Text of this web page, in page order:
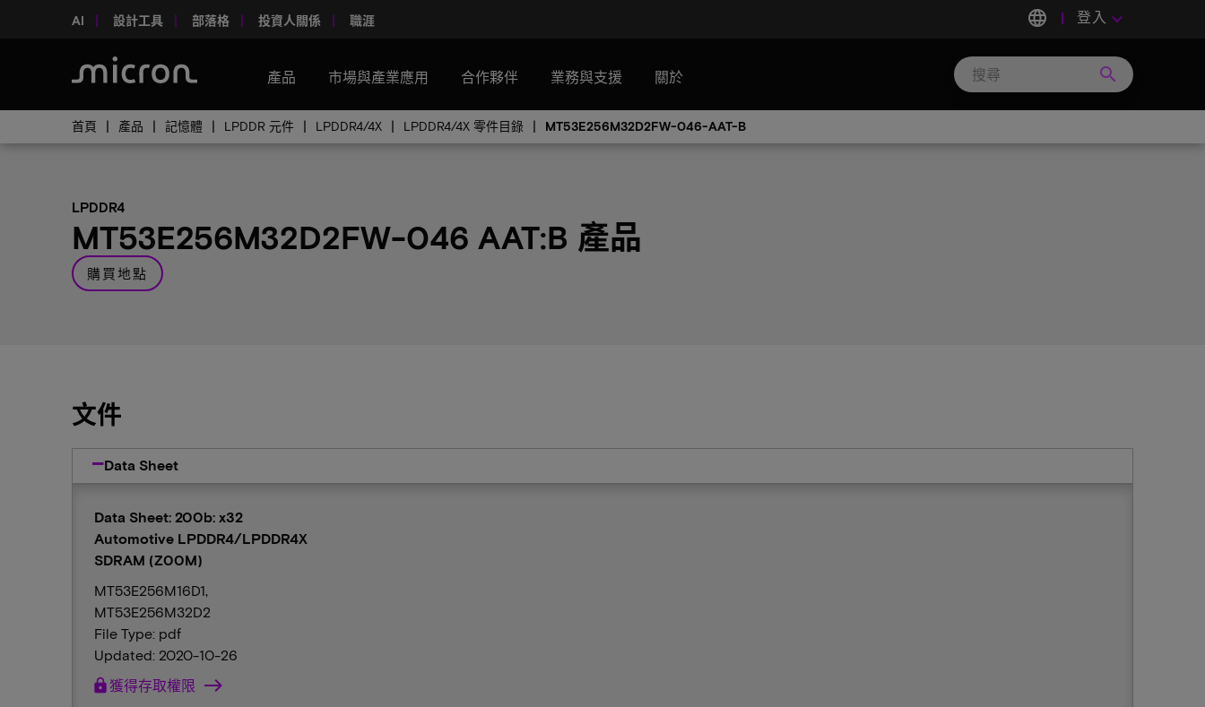
AI 設計工具 部落格 投資人關係 職涯 language 登入 keyboard_arrow_down
產品 市場與產業應用 合作夥伴 業務與支援 關於 search
首頁 產品 記憶體 LPDDR 元件 LPDDR4/4X LPDDR4/4X 零件目錄 MT53E256M32D2FW-046-AAT-B
LPDDR4
MT53E256M32D2FW-046 AAT:B 產品
購買地點
文件
Data Sheet
Data Sheet: 200b: x32
Automotive LPDDR4/LPDDR4X
SDRAM (Z00M)
MT53E256M16D1,
MT53E256M32D2
File Type: pdf
Updated: 2020-10-26
lock 獲得存取權限